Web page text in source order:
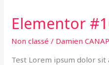
Elementor
Non classé / Damien
Test Lorem ipsum dolor
Elementor
#1660